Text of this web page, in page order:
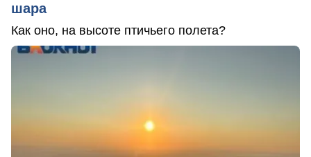
шара
Как оно, на высоте птичьего полета?